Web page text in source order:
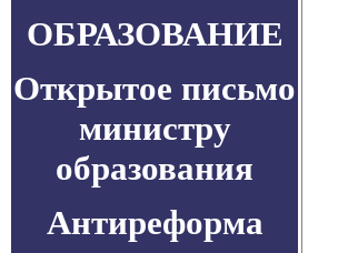
ОБРАЗОВАНИЕ
Открытое письмо
министру
образования
Антиреформа